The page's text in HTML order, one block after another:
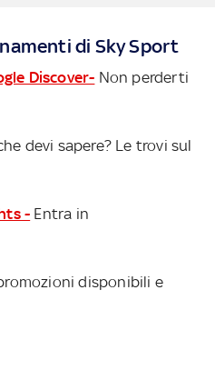
di Sky Sport
Discover- Non perderti
devi sapere? Le trovi sul
- Entra in
disponibili e